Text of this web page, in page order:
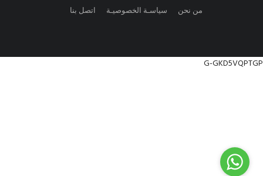
من نحن سياسـة الخصوصيـة اتصل بنا
G-GKD5VQPTGP